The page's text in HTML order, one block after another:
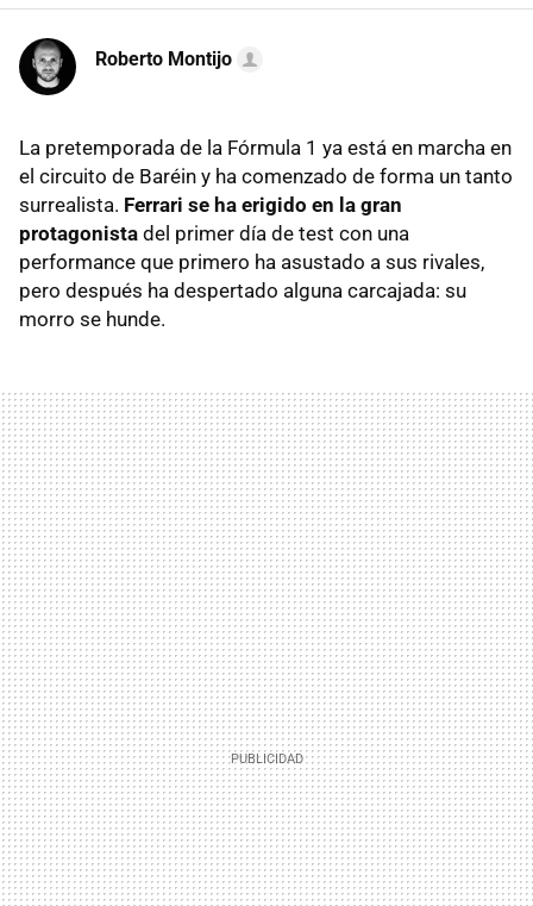
Roberto Montijo
La pretemporada de la Fórmula 1 ya está en marcha en
el circuito de Baréin y ha comenzado de forma un tanto
surrealista. Ferrari se ha erigido en la gran
protagonista del primer día de test con una
performance que primero ha asustado a sus rivales,
pero después ha despertado alguna carcajada: su
morro se hunde.